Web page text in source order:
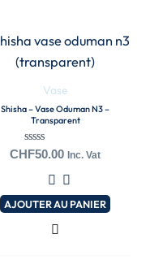
Vase
Shisha – Vase Oduman N3 –
Transparent
Note
CHF50.00 Inc. Vat
AJOUTER AU PANIER